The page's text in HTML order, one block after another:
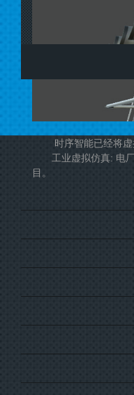
时序智能已经将虚
工业虚拟仿真: 电厂
目。